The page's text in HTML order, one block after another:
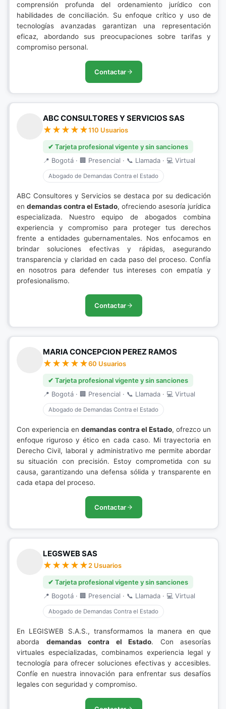
comprensión profunda del ordenamiento jurídico con
habilidades de conciliación. Su enfoque crítico y uso de
tecnologías avanzadas garantizan una representación
eficaz, abordando sus preocupaciones sobre tarifas y
compromiso personal.
Contactar
ABC CONSULTORES Y SERVICIOS SAS
110 Usuarios
✔ Tarjeta profesional vigente y sin sanciones
📍 Bogotá · 🏢 Presencial · 📞 Llamada · 💻 Virtual
Abogado de Demandas Contra el Estado
ABC Consultores y Servicios se destaca por su dedicación
en demandas contra el Estado, ofreciendo asesoría jurídica
especializada. Nuestro equipo de abogados combina
experiencia y compromiso para proteger tus derechos
frente a entidades gubernamentales. Nos enfocamos en
brindar soluciones efectivas y rápidas, asegurando
transparencia y claridad en cada paso del proceso. Confía
en nosotros para defender tus intereses con empatía y
profesionalismo.
Contactar
MARIA CONCEPCION PEREZ RAMOS
60 Usuarios
✔ Tarjeta profesional vigente y sin sanciones
📍 Bogotá · 🏢 Presencial · 📞 Llamada · 💻 Virtual
Abogado de Demandas Contra el Estado
Con experiencia en demandas contra el Estado, ofrezco un
enfoque riguroso y ético en cada caso. Mi trayectoria en
Derecho Civil, laboral y administrativo me permite abordar
su situación con precisión. Estoy comprometida con su
causa, garantizando una defensa sólida y transparente en
cada etapa del proceso.
Contactar
LEGSWEB SAS
2 Usuarios
✔ Tarjeta profesional vigente y sin sanciones
📍 Bogotá · 🏢 Presencial · 📞 Llamada · 💻 Virtual
Abogado de Demandas Contra el Estado
En LEGISWEB S.A.S., transformamos la manera en que
aborda demandas contra el Estado. Con asesorías
virtuales especializadas, combinamos experiencia legal y
tecnología para ofrecer soluciones efectivas y accesibles.
Confíe en nuestra innovación para enfrentar sus desafíos
legales con seguridad y compromiso.